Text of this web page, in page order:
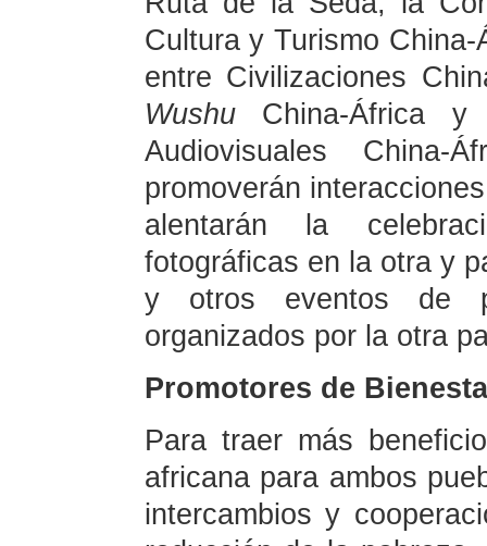
Cultura y Turismo
entre Civilizaciones
WushuChina-África y
Audiovisuales China-
promoverán
alentarán la
fotográficas en la otra y
y otros eventos de
organizados por la otra
Promotores de
Para traer más
africana para ambos
intercambios y